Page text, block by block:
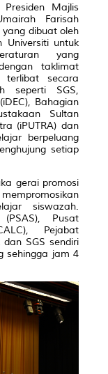
Majlis
Farisah
dibuat oleh
Universiti untuk
yang
taklimat
terlibat secara
seperti SGS,
Bahagian
Sultan
(iPUTRA) dan
berpeluang
setiap
gerai promosi
siswazah.
Pusat
Pejabat
SGS sendiri
sehingga jam 4